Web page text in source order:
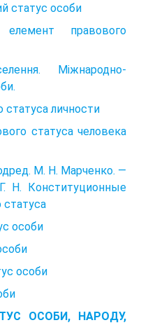
статус особи
правового
Міжнародно-
личности
статуса человека
М. Н. Марченко. —
Н. Конституционные
особи
особи
ОСОБИ, НАРОДУ,